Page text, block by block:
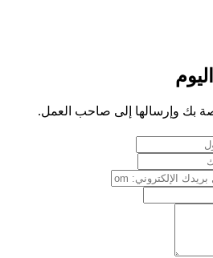
بك وإرسالها إلى صاحب العمل.